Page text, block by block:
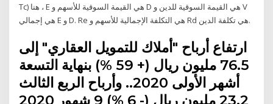
Tc) هنا ، E هي القيمة السوقية للأسهم و D هي القيمة السوقية للدين و V
هي إجمالي E و D. Re هي التكلفة الإجمالية للأسهم و Rd هي تكلفة الدين.
ارتفاع أرباح "أملاك للتمويل العقاري" إلى
76.5 مليون ريال (+ 59 %) بنهاية التسعة
أشهر الأولى 2020.. وأرباح الربع الثالث
23.2 مليون ريال (- 6 %) 9 شهور 2020